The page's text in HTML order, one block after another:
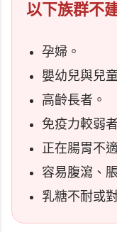
以下族群不
孕婦。
嬰幼兒與兒
高齡長者。
免疫力較弱
正在腸胃不
容易腹瀉、
乳糖不耐或